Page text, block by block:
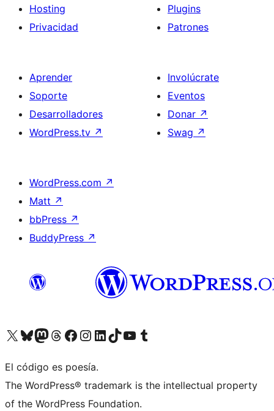
Hosting
Privacidad
Plugins
Patrones
Aprender
Soporte
Desarrolladores
WordPress.tv ↗
Involúcrate
Eventos
Donar ↗
Swag ↗
WordPress.com ↗
Matt ↗
bbPress ↗
BuddyPress ↗
Visita nuestra cuenta de X (anteriormente Twitter)
Visita nuestra cuenta de Bluesky
Visita nuestra cuenta de Mastodon
Visita nuestra cuenta de Threads
Visita nuestra página de Facebook
Visita nuestra cuenta de Instagram
Visita nuestra cuenta de LinkedIn
Visita nuestra cuenta de TikTok
Visita nuestro canal de YouTube
Visita nuestra cuenta de Tumblr
El código es poesía.
The WordPress® trademark is the intellectual property
of the WordPress Foundation.